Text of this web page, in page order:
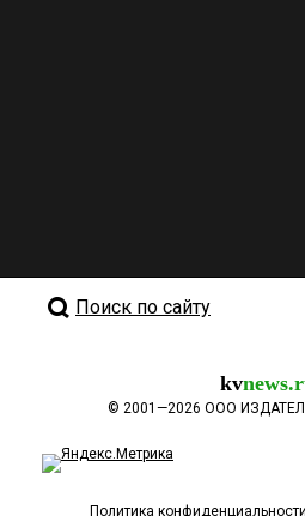
Поиск по сайту
kv
© 2001—2026 ООО
Политика конфиденциальности